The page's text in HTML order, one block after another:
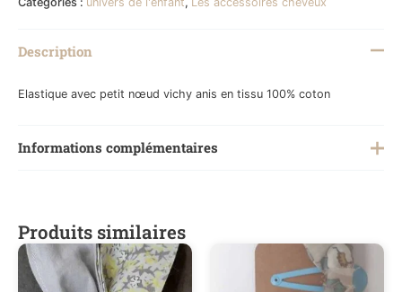
Description
Elastique avec petit nœud vichy anis en tissu 100% coton
Informations complémentaires
Produits similaires